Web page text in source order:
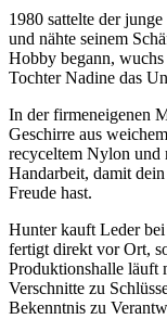
1980 sattelte der
und nähte seinem
Hobby begann,
Tochter Nadine das
In der firmeneigenen
Geschirre aus
recyceltem Nylon und
Handarbeit, damit
Freude hast.
Hunter kauft Leder
fertigt direkt vor Ort,
Produktionshalle läuft
Verschnitte zu
Bekenntnis zu